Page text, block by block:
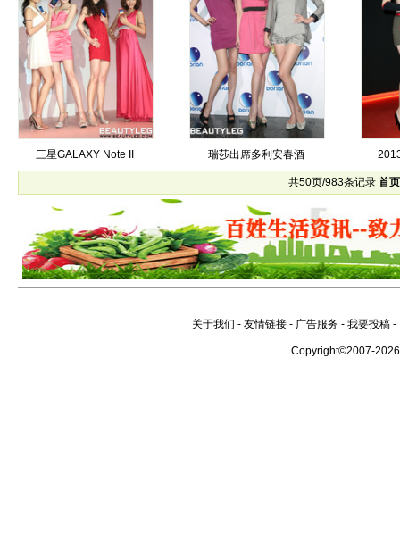
三星GALAXY Note II 瑞莎出席多利安春酒
共50页/983条记录 首
关于我们 - 友情链接 - 广告服务 - 我要投稿 -
Copyright©2007-